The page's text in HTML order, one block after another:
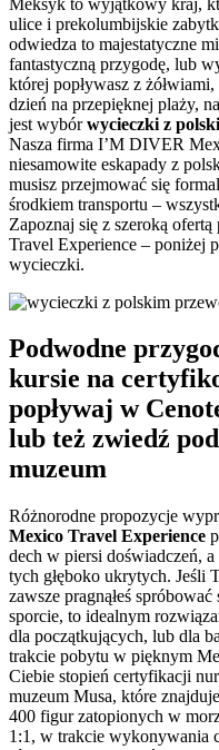
ulice i prekolumbijskie
odwiedza to majestatyczne
fantastyczną przygodę, lub
której popływasz z
dzień na przepięknej plaży,
jest wybórwycieczki z
Nasza firma I’M DIVER
niesamowite eskapady z
musisz przejmować się
środkiem transportu –
Zapoznaj się z szeroką
Travel Experience – poniżej
wycieczki.
Podwodne
kursie na
popływaj w
lub też zwiedź
muzeum
Różnorodne propozycje
Mexico Travel Experience
dech w piersi doświadczeń, a
tych głęboko ukrytych. Jeśli
zawsze pragnąłeś
sporcie, to idealnym
dla początkujących, lub dla
trakcie pobytu w pięknym
Ciebie stopień certyfikacji
muzeum Musa, które
400 figur zatopionych w
1:1, w trakcie wykonywania